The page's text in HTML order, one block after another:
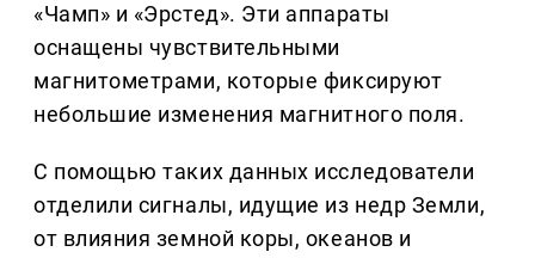
«Чамп» и «Эрстед». Эти аппараты
оснащены чувствительными
магнитометрами, которые фиксируют
небольшие изменения магнитного поля.
С помощью таких данных исследователи
отделили сигналы, идущие из недр Земли,
от влияния земной коры, океанов и